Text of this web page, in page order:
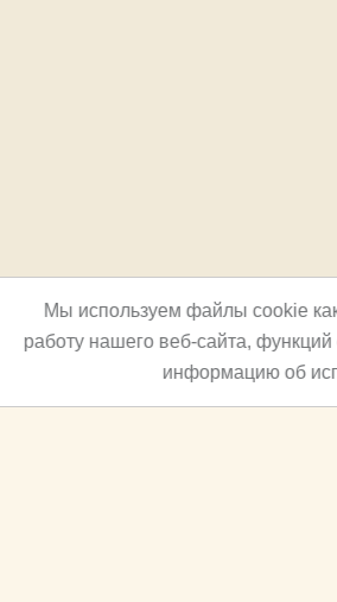
Мы используем файлы cookie
работу нашего веб-сайта,
информацию об